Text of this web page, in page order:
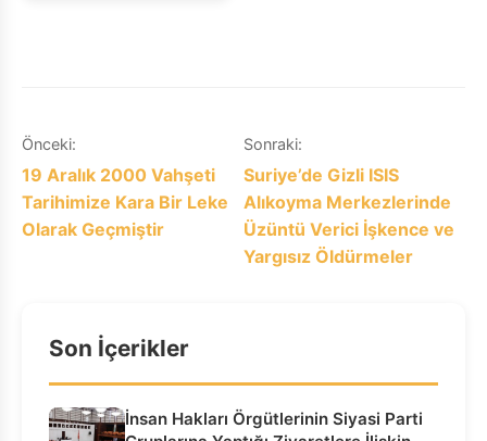
Yazı
gezinmesi
Önceki:
19 Aralık 2000 Vahşeti
Tarihimize Kara Bir Leke
Olarak Geçmiştir
Sonraki:
Suriye’de Gizli ISIS
Alıkoyma Merkezlerinde
Üzüntü Verici İşkence ve
Yargısız Öldürmeler
Son İçerikler
İnsan Hakları Örgütlerinin Siyasi Parti